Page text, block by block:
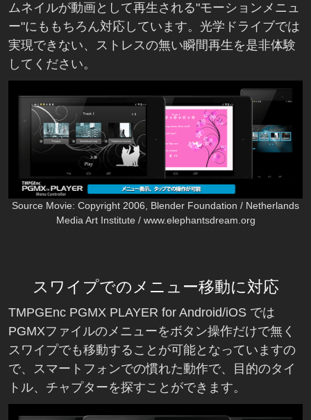
ムネイルが動画として再生される"モーションメニュ
ー"にももちろん対応しています。光学ドライブでは
実現できない、ストレスの無い瞬間再生を是非体験
してください。
Source Movie: Copyright 2006, Blender Foundation / Netherlands
Media Art Institute / www.elephantsdream.org
スワイプでのメニュー移動に対応
TMPGEnc PGMX PLAYER for Android/iOS では
PGMXファイルのメニューをボタン操作だけで無く
スワイプでも移動することが可能となっていますの
で、スマートフォンでの慣れた動作で、目的のタイ
トル、チャプターを探すことができます。